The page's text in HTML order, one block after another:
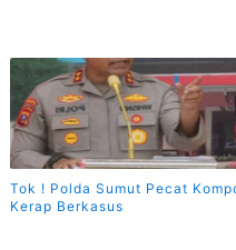
Tok ! Polda Sumut Pecat
Kerap Berkasus